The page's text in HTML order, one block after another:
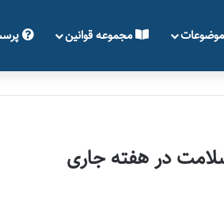
موضوعات مجموعه قوانین
در هفته جاری